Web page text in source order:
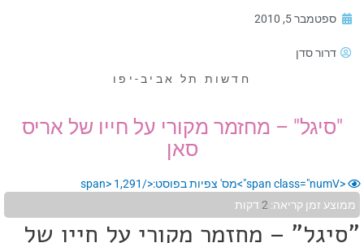
ספטמבר 5, 2010
דרור סדן
חדשות תל אביב-יפו
"סיגל" – מחזמר מקורי על חייו של אריס
סאן
<span class="numV">מס' צפיות בפוסט:</span>
1,291
ממוצע זמן קריאה: 2 דקות
"סיגל" – מחזמר מקורי על חייו של